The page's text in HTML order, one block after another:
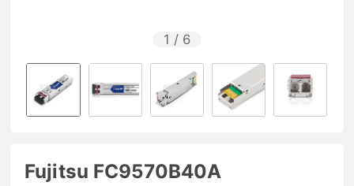
1 / 6
Fujitsu FC9570B40A